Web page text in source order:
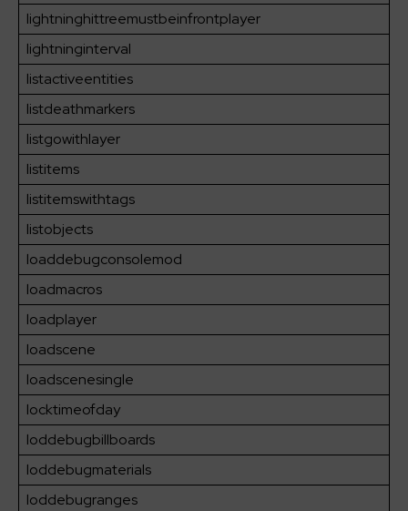
lightninghittreemustbeinfrontplayer
lightninginterval
listactiveentities
listdeathmarkers
listgowithlayer
listitems
listitemswithtags
listobjects
loaddebugconsolemod
loadmacros
loadplayer
loadscene
loadscenesingle
locktimeofday
loddebugbillboards
loddebugmaterials
loddebugranges